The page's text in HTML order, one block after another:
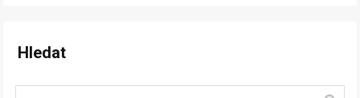
Hledat